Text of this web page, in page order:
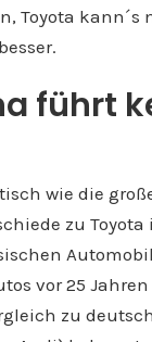
Toyota kann´s
führt
wie die
zu Toyota
vor 25
zu